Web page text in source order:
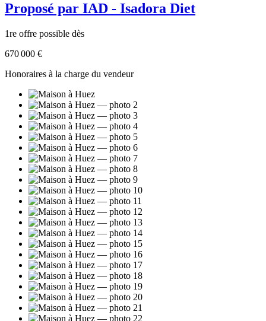
Proposé par IAD - Isadora Diet
1re offre possible dès
670 000 €
Honoraires à la charge du vendeur